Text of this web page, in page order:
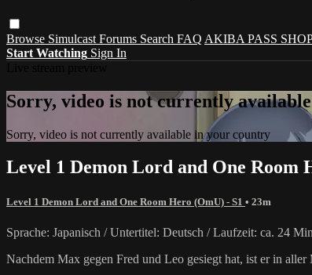
Browse Simulcast Forums Search FAQ AKIBA PASS SHOP
Start Watching Sign In
Sorry, video is not currently
Sorry, video is not currently available in your country
Level 1 Demon Lord and One Room
Level 1 Demon Lord and One Room Hero (OmU) - S1 • 23m
Sprache: Japanisch / Untertitel: Deutsch / Laufzeit: ca. 24
Nachdem Max gegen Fred und Leo gesiegt hat, ist er in